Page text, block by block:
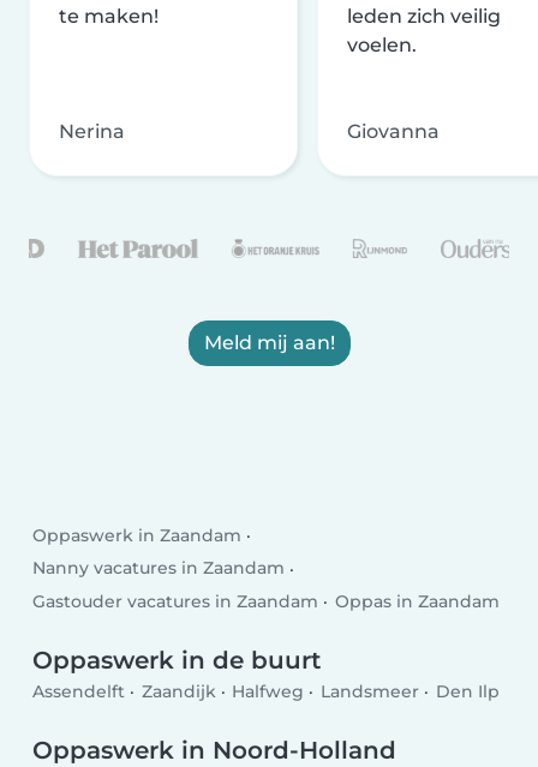
te maken!
Nerina
leden zich veilig
voelen.
Giovanna
Meld mij aan!
Oppaswerk in Zaandam
Nanny vacatures in Zaandam
Gastouder vacatures in Zaandam
Oppas in Zaandam
Oppaswerk in de buurt
Assendelft Zaandijk Halfweg Landsmeer Den Ilp
Oppaswerk in Noord-Holland